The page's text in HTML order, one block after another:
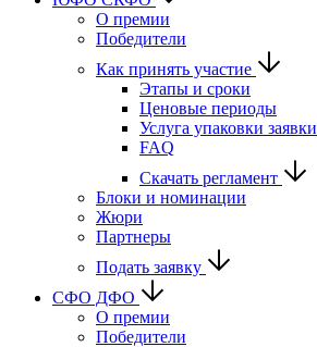
О премии
Победители
Как принять участие
Этапы и сроки
Ценовые периоды
Услуга упаковки заявки
FAQ
Скачать регламент
Блоки и номинации
Жюри
Партнеры
Подать заявку
CФО ДФО
О премии
Победители